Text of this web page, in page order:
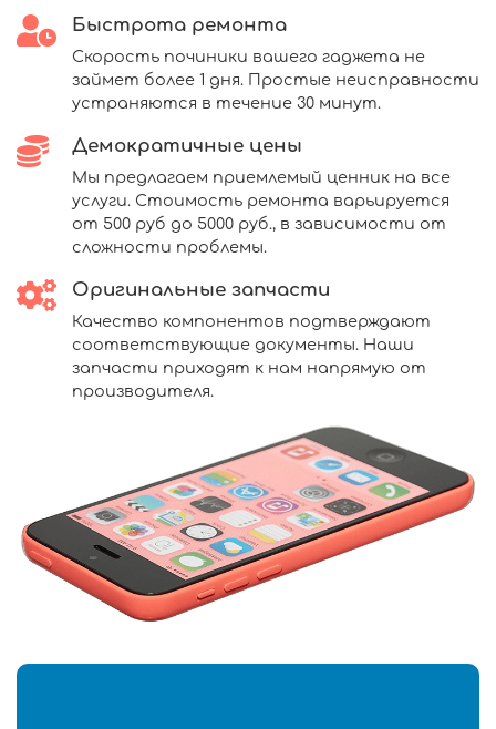
Быстрота ремонта
Скорость починики вашего гаджета не
займет более 1 дня. Простые неисправности
устраняются в течение 30 минут.
Демократичные цены
Мы предлагаем приемлемый ценник на все
услуги. Стоимость ремонта варьируется
от 500 руб до 5000 руб., в зависимости от
сложности проблемы.
Оригинальные запчасти
Качество компонентов подтверждают
соответствующие документы. Наши
запчасти приходят к нам напрямую от
производителя.